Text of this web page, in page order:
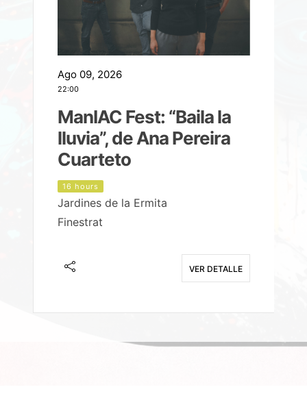
Ago 09, 2026
22:00
ManIAC Fest: “Baila la
lluvia”, de Ana Pereira
Cuarteto
16 hours
Jardines de la Ermita
Finestrat
VER DETALLE